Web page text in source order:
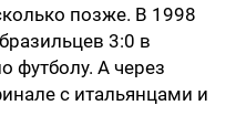
позже. В 1998
3:0 в
футболу. А через
с итальянцами и